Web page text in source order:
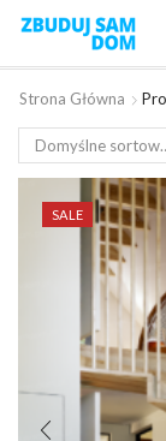
Strona Główna
SALE